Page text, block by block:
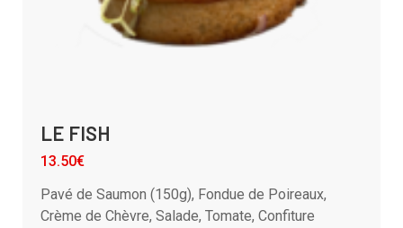
LE FISH
13.50€
Pavé de Saumon (150g), Fondue de Poireaux,
Crème de Chèvre, Salade, Tomate, Confiture